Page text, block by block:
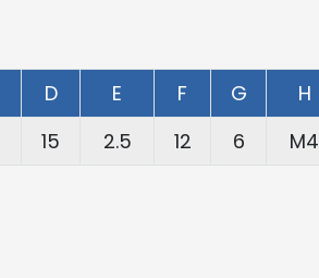
D E F G H
15 2.5 12 6 M4